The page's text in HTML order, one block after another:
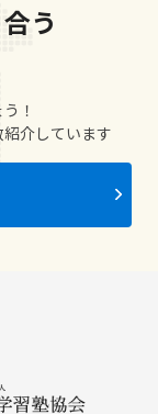
う
！
介しています